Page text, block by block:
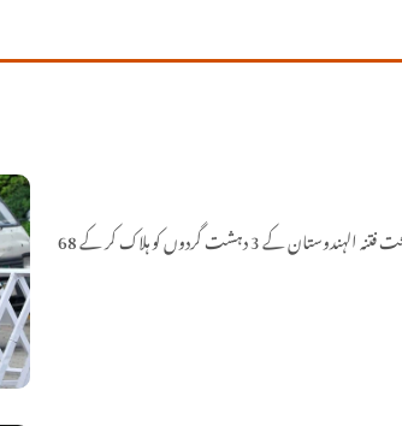
سیکیورٹی فورسز نے بلوچستان کے علاقے کمبیلہ اور عاصم آباد میں آپریشن رَد الفتنہ 3 کے تحت فتنہ الہندوستان کے 3 دہشت گردوں کو ہلاک کر کے 68